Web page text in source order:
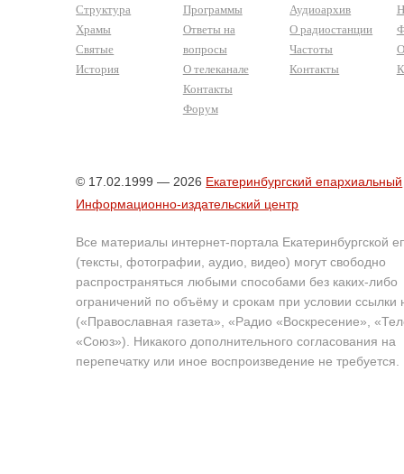
Структура
Храмы
Святые
История
Программы
Ответы на
вопросы
О телеканале
Контакты
Форум
Аудиоархив
О радиостанции
Частоты
Контакты
© 17.02.1999 — 2026 Екатеринбургский епархиальный
Информационно-издательский центр
Все материалы интернет-портала Екатеринбургской
(тексты, фотографии, аудио, видео) могут свободно
распространяться любыми способами без каких-либо
ограничений по объёму и срокам при условии ссылки
(«Православная газета», «Радио «Воскресение»,
«Союз»). Никакого дополнительного согласования на
перепечатку или иное воспроизведение не требуется.